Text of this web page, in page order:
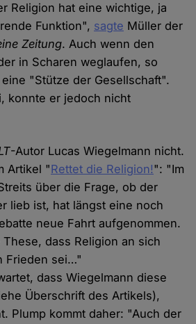
Religion hat eine wichtige, ja
Funktion", sagte Müller der
Zeitung. Auch wenn den
in Scharen weglaufen, so
"Stütze der Gesellschaft".
konnte er jedoch nicht
-Autor Lucas Wiegelmann nicht.
Artikel "Rettet die Religion!": "Im
über die Frage, ob der
lieb ist, hat längst eine noch
neue Fahrt aufgenommen.
dass Religion an sich
Frieden sei…"
dass Wiegelmann diese
Überschrift des Artikels),
Plump kommt daher: "Auch der